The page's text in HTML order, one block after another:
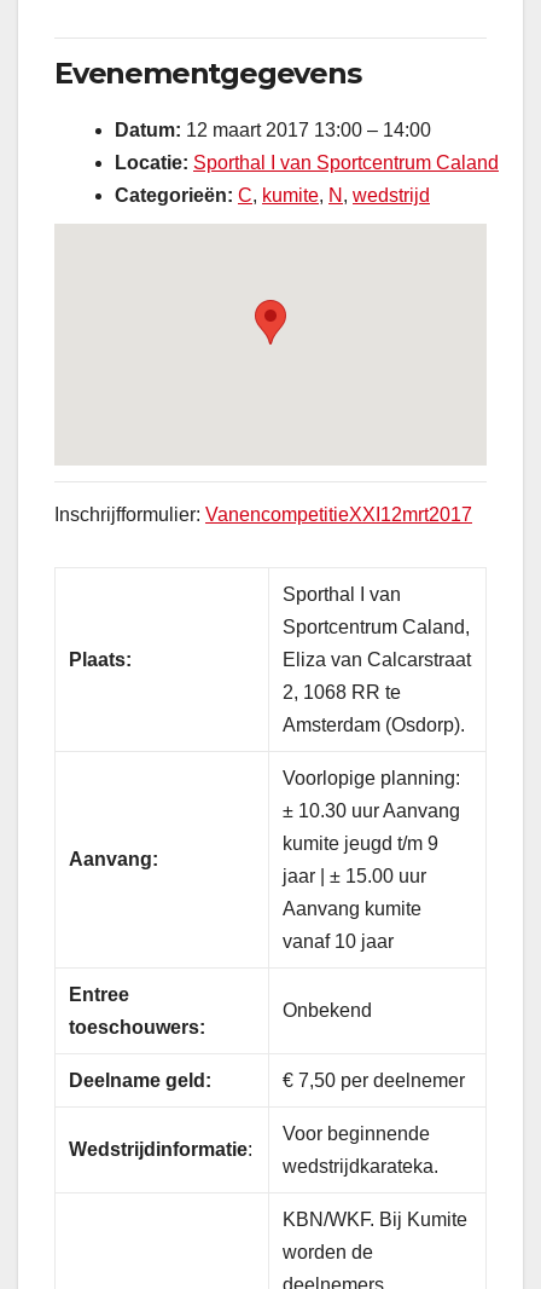
Evenementgegevens
Datum: 12 maart 2017 13:00 – 14:00
Locatie: Sporthal I van Sportcentrum Caland
Categorieën: C, kumite, N , wedstrijd
Inschrijfformulier: VanencompetitieXXI12mrt2017
Plaats:
Sporthal I van
Sportcentrum Caland,
Eliza van Calcarstraat
2, 1068 RR te
Amsterdam (Osdorp).
Aanvang:
Voorlopige planning:
± 10.30 uur Aanvang
kumite jeugd t/m 9
jaar | ± 15.00 uur
Aanvang kumite
vanaf 10 jaar
Entree
toeschouwers:
Onbekend
Deelname geld: € 7,50 per deelnemer
Wedstrijdinformatie:
Voor beginnende
wedstrijdkarateka.
KBN/WKF. Bij Kumite
worden de
deelnemers